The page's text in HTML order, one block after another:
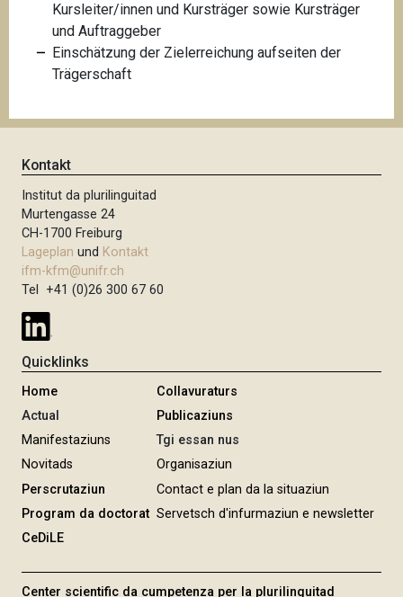
Kursleiter/innen und Kursträger sowie Kursträger
und Auftraggeber
Einschätzung der Zielerreichung aufseiten der
Trägerschaft
Kontakt
Institut da plurilinguitad
Murtengasse 24
CH-1700 Freiburg
Lageplan und Kontakt
ifm-kfm@unifr.ch
Tel +41 (0)26 300 67 60
Quicklinks
Home
Actual
Manifestaziuns
Novitads
Perscrutaziun
Program da doctorat
CeDiLE
Collavuraturs
Publicaziuns
Tgi essan nus
Organisaziun
Contact e plan da la situaziun
Servetsch d'infurmaziun e newsletter
Center scientific da cumpetenza per la plurilinguitad